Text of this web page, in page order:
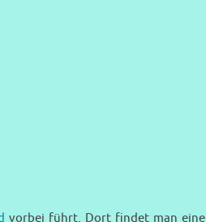
vorbei führt. Dort findet man eine